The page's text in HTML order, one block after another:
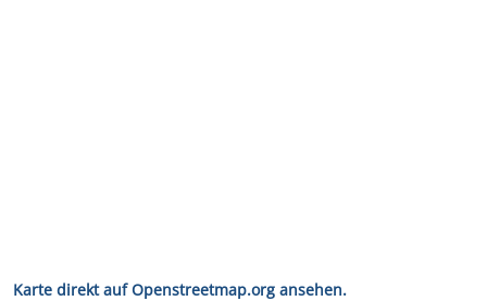
Karte direkt auf Openstreetmap.org ansehen.